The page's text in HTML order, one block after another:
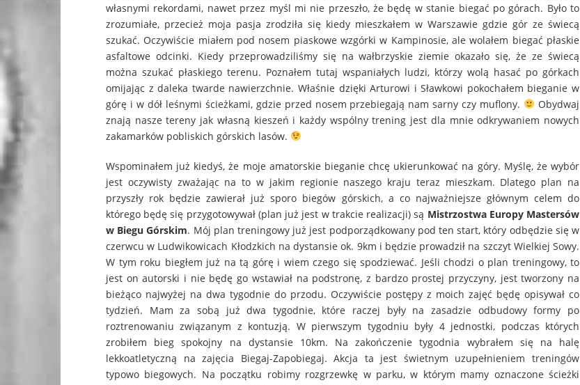
własnymi rekordami, nawet przez myśl mi nie przeszło, że będę w stanie biegać po górach. Było to
zrozumiałe, przecież moja pasja zrodziła się kiedy mieszkałem w Warszawie gdzie gór ze świecą
szukać. Oczywiście miałem pod nosem piaskowe wzgórki w Kampinosie, ale wolałem biegać płaskie
asfaltowe odcinki. Kiedy przeprowadziliśmy się na wałbrzyskie ziemie okazało się, że ze świecą
można szukać płaskiego terenu. Poznałem tutaj wspaniałych ludzi, którzy wolą hasać po górkach
omijając z daleka twarde nawierzchnie. Właśnie dzięki Arturowi i Sławkowi pokochałem bieganie w
górę i w dół leśnymi ścieżkami, gdzie przed nosem przebiegają nam sarny czy muflony.
Obydwaj
znają nasze tereny jak własną kieszeń i każdy wspólny trening jest dla mnie odkrywaniem nowych
zakamarków pobliskich górskich lasów.
Wspominałem już kiedyś, że moje amatorskie bieganie chcę ukierunkować na góry. Myślę, że wybór
jest oczywisty zważając na to w jakim regionie naszego kraju teraz mieszkam. Dlatego plan na
przyszły rok będzie zawierał już sporo biegów górskich, a co najważniejsze głównym celem do
którego będę się przygotowywał (plan już jest w trakcie realizacji) są Mistrzostwa Europy Mastersów
w Biegu Górskim. Mój plan treningowy już jest podporządkowany pod ten start, który odbędzie się w
czerwcu w Ludwikowicach Kłodzkich na dystansie ok. 9km i będzie prowadził na szczyt Wielkiej Sowy.
W tym roku biegłem już na tą górę i wiem czego się spodziewać. Jeśli chodzi o plan treningowy, to
jest on autorski i nie będę go wstawiał na podstronę, z bardzo prostej przyczyny, jest tworzony na
bieżąco najwyżej na dwa tygodnie do przodu. Oczywiście postępy z moich zajęć będę opisywał co
tydzień. Mam za sobą już dwa tygodnie, które raczej były na zasadzie odbudowy formy po
roztrenowaniu związanym z kontuzją. W pierwszym tygodniu były 4 jednostki, podczas których
zrobiłem bieg spokojny na dystansie 10km. Na zakończenie tygodnia wybrałem się na halę
lekkoatletyczną na zajęcia Biegaj-Zapobiegaj. Akcja ta jest świetnym uzupełnieniem treningów
typowo biegowych. Na początku robimy rozgrzewkę w parku, w którym mamy oznaczone ścieżki